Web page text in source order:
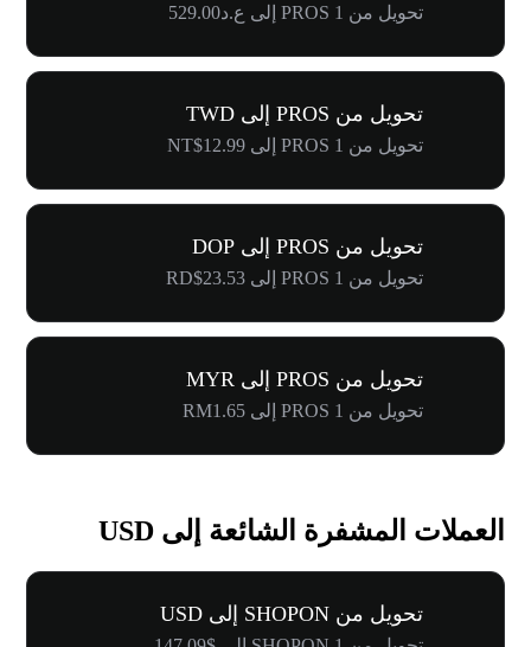
تحويل من 1 PROS إلى ع.د529.00
تحويل من PROS إلى TWD
تحويل من 1 PROS إلى NT$12.99
تحويل من PROS إلى DOP
تحويل من 1 PROS إلى RD$23.53
تحويل من PROS إلى MYR
تحويل من 1 PROS إلى RM1.65
العملات المشفرة الشائعة إلى USD
تحويل من SHOPON إلى USD